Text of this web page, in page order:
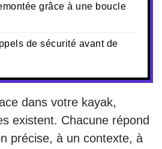
grâce à une boucle
de sécurité avant de
dans votre kayak,
existent. Chacune répond
précise, à un contexte, à